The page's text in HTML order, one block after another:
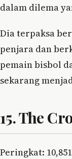
dalam dilema
Dia terpaksa
penjara dan
pemain bisbol
sekarang
15. The
Peringkat: